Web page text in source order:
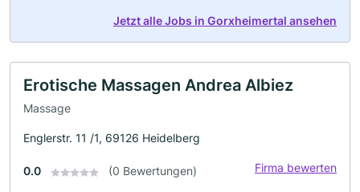
Jetzt alle Jobs in Gorxheimertal ansehen
Erotische Massagen Andrea Albiez
Massage
Englerstr. 11 /1, 69126 Heidelberg
0.0 (0 Bewertungen) Firma bewerten